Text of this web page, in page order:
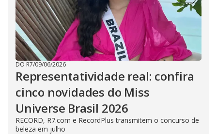
DO R7/09/06/2026
Representatividade real: confira
cinco novidades do Miss
Universe Brasil 2026
RECORD, R7.com e RecordPlus transmitem o concurso de
beleza em julho